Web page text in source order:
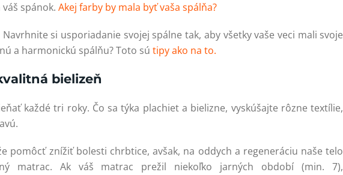
spánok. Akej farby by mala byť vaša spálňa?
si usporiadanie svojej spálne tak, aby všetky vaše veci mali svoje
a harmonickú spálňu? Toto sú tipy ako na to.
bielizeň
každé tri roky. Čo sa týka plachiet a bielizne, vyskúšajte rôzne textílie,
pomôcť znížiť bolesti chrbtice, avšak, na oddych a regeneráciu naše telo
matrac. Ak váš matrac prežil niekoľko jarných období (min. 7),